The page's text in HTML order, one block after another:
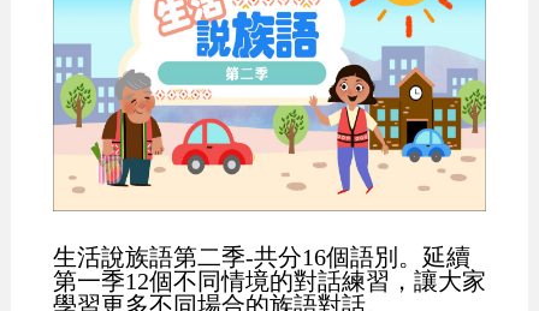
生活說族語第二季-共分16個語別。延續
第一季12個不同情境的對話練習，讓大家
學習更多不同場合的族語對話。